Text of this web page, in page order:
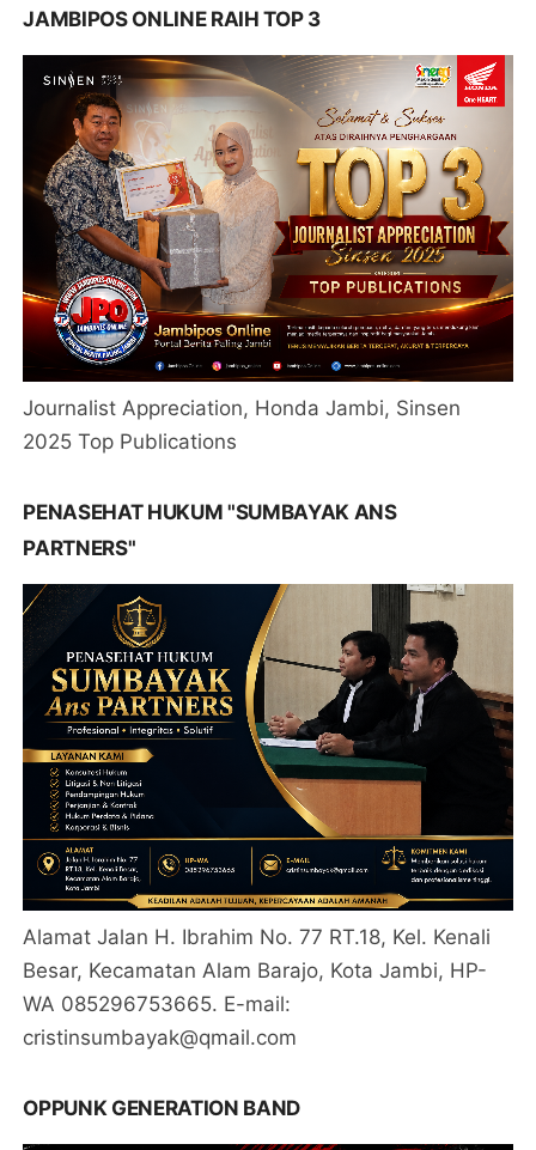
JAMBIPOS ONLINE RAIH TOP 3
Journalist Appreciation, Honda Jambi, Sinsen
2025 Top Publications
PENASEHAT HUKUM "SUMBAYAK ANS
PARTNERS"
Alamat Jalan H. Ibrahim No. 77 RT.18, Kel. Kenali
Besar, Kecamatan Alam Barajo, Kota Jambi, HP-
WA 085296753665. E-mail:
cristinsumbayak@qmail.com
OPPUNK GENERATION BAND